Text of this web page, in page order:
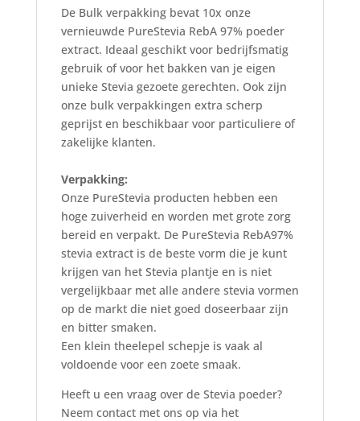
De Bulk verpakking bevat 10x onze
vernieuwde PureStevia RebA 97% poeder
extract. Ideaal geschikt voor bedrijfsmatig
gebruik of voor het bakken van je eigen
unieke Stevia gezoete gerechten. Ook zijn
onze bulk verpakkingen extra scherp
geprijst en beschikbaar voor particuliere of
zakelijke klanten.
Verpakking:
Onze PureStevia producten hebben een
hoge zuiverheid en worden met grote zorg
bereid en verpakt. De PureStevia RebA97%
stevia extract is de beste vorm die je kunt
krijgen van het Stevia plantje en is niet
vergelijkbaar met alle andere stevia vormen
op de markt die niet goed doseerbaar zijn
en bitter smaken.
Een klein theelepel schepje is vaak al
voldoende voor een zoete smaak.
Heeft u een vraag over de Stevia poeder?
Neem contact met ons op via het